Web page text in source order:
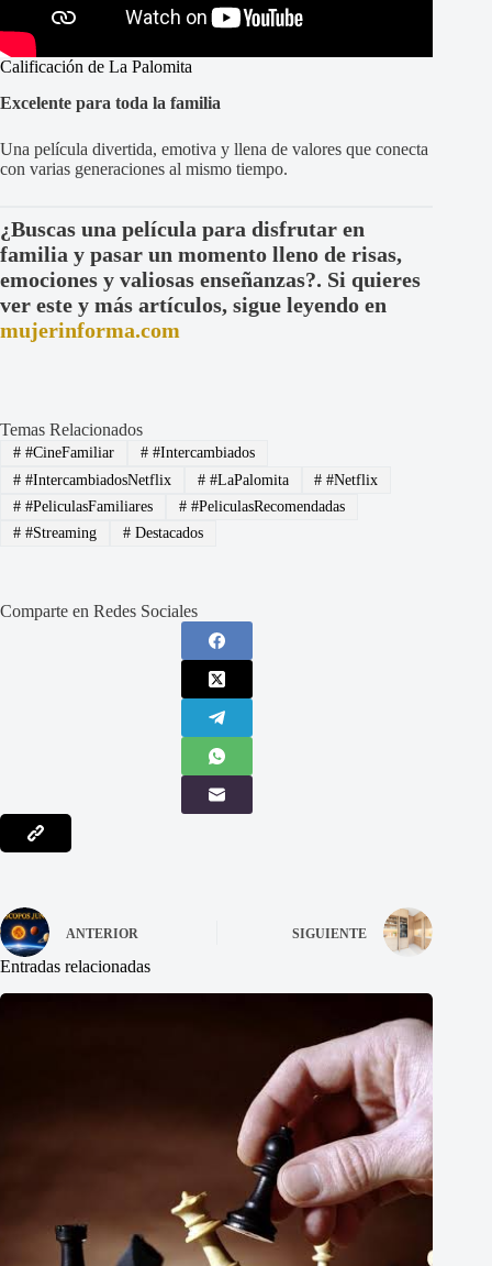
Calificación de La Palomita
Excelente para toda la familia
Una película divertida, emotiva y llena de valores que conecta
con varias generaciones al mismo tiempo.
¿Buscas una película para disfrutar en
familia y pasar un momento lleno de risas,
emociones y valiosas enseñanzas?. Si quieres
ver este y más artículos, sigue leyendo en
mujerinforma.com
Temas Relacionados
##CineFamiliar ##Intercambiados
##IntercambiadosNetflix ##LaPalomita # #Netflix
##PeliculasFamiliares ##PeliculasRecomendadas
##Streaming #Destacados
Comparte en Redes Sociales
ANTERIOR SIGUIENTE
Entradas relacionadas